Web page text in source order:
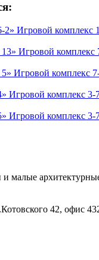
Игровой комплекс
Игровой комплекс
Игровой комплекс
Игровой комплекс 3-
Игровой комплекс 3-
малые
42, офис